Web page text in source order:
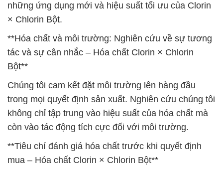
những ứng dụng mới và hiệu suất tối ưu của Clorin
× Chlorin Bột.
**Hóa chất và môi trường: Nghiên cứu về sự tương
tác và sự cân nhắc – Hóa chất Clorin × Chlorin
Bột**
Chúng tôi cam kết đặt môi trường lên hàng đầu
trong mọi quyết định sản xuất. Nghiên cứu chúng tôi
không chỉ tập trung vào hiệu suất của hóa chất mà
còn vào tác động tích cực đối với môi trường.
**Tiêu chí đánh giá hóa chất trước khi quyết định
mua – Hóa chất Clorin × Chlorin Bột**